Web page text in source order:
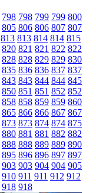
798 798 799 799 800
805 806 806 807 807
813 813 814 814 815
820 821 821 822 822
828 828 829 829 830
835 836 836 837 837
843 843 844 844 845
850 851 851 852 852
858 858 859 859 860
865 866 866 867 867
873 873 874 874 875
880 881 881 882 882
888 888 889 889 890
895 896 896 897 897
903 903 904 904 905
910 911 911 912 912
918 918